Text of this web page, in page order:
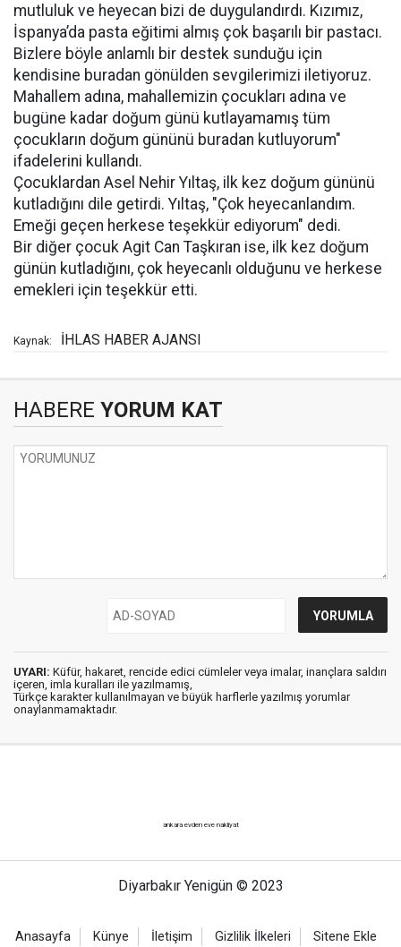
mutluluk ve heyecan bizi de duygulandırdı. Kızımız,
İspanya’da pasta eğitimi almış çok başarılı bir pastacı.
Bizlere böyle anlamlı bir destek sunduğu için
kendisine buradan gönülden sevgilerimizi iletiyoruz.
Mahallem adına, mahallemizin çocukları adına ve
bugüne kadar doğum günü kutlayamamış tüm
çocukların doğum gününü buradan kutluyorum"
ifadelerini kullandı.
Çocuklardan Asel Nehir Yıltaş, ilk kez doğum gününü
kutladığını dile getirdi. Yıltaş, "Çok heyecanlandım.
Emeği geçen herkese teşekkür ediyorum" dedi.
Bir diğer çocuk Agit Can Taşkıran ise, ilk kez doğum
günün kutladığını, çok heyecanlı olduğunu ve herkese
emekleri için teşekkür etti.
Kaynak: İHLAS HABER AJANSI
HABERE YORUM KAT
UYARI: Küfür, hakaret, rencide edici cümleler veya imalar, inançlara saldırı
içeren, imla kuralları ile yazılmamış,
Türkçe karakter kullanılmayan ve büyük harflerle yazılmış yorumlar
onaylanmamaktadır.
ankara evden eve nakliyat
Diyarbakır Yenigün © 2023
Anasayfa Künye İletişim Gizlilik İlkeleri Sitene Ekle